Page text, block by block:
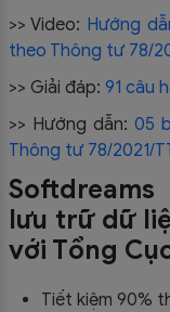
>> Video: Hướng
theo Thông tư 78/
>> Giải đáp: 91 câu
>> Hướng dẫn: 05
Thông tư 78/2021/
Softdreams
lưu trữ dữ
với Tổng
Tiết kiệm 90%